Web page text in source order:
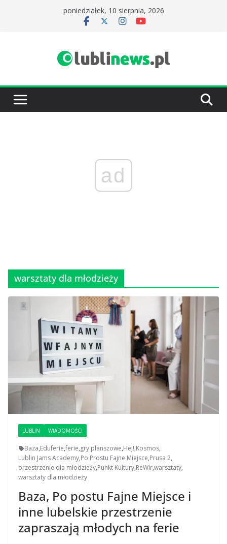
poniedziałek, 10 sierpnia, 2026
ad
warsztaty dla młodzieży
LUBLIN WIADOMOŚCI
Baza,Eduferie,ferie,gry planszowe,Hej!,Kosmos,
Lublin Jams Academy,Po Prostu Fajne Miejsce,Prusa 2,
przestrzenie dla młodzieży,Punkt Kultury,ReWir,warsztaty,
warsztaty dla młodzieży
Baza, Po postu Fajne Miejsce i
inne lubelskie przestrzenie
zapraszają młodych na ferie